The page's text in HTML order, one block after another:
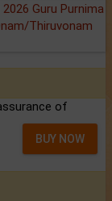
Guru Purnima
Thiruvonam
of
BUY NOW